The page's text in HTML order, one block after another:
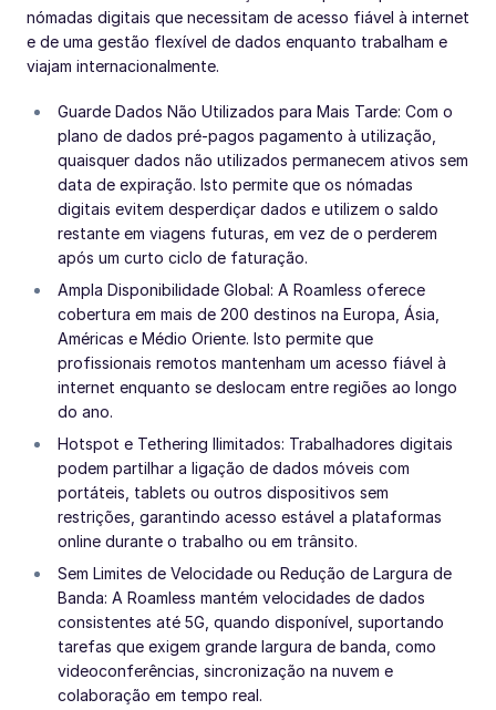
nómadas digitais que necessitam de acesso fiável à internet
e de uma gestão flexível de dados enquanto trabalham e
viajam internacionalmente.
Guarde Dados Não Utilizados para Mais Tarde: Com o
plano de dados pré-pagos pagamento à utilização,
quaisquer dados não utilizados permanecem ativos sem
data de expiração. Isto permite que os nómadas
digitais evitem desperdiçar dados e utilizem o saldo
restante em viagens futuras, em vez de o perderem
após um curto ciclo de faturação.
Ampla Disponibilidade Global: A Roamless oferece
cobertura em mais de 200 destinos na Europa, Ásia,
Américas e Médio Oriente. Isto permite que
profissionais remotos mantenham um acesso fiável à
internet enquanto se deslocam entre regiões ao longo
do ano.
Hotspot e Tethering Ilimitados: Trabalhadores digitais
podem partilhar a ligação de dados móveis com
portáteis, tablets ou outros dispositivos sem
restrições, garantindo acesso estável a plataformas
online durante o trabalho ou em trânsito.
Sem Limites de Velocidade ou Redução de Largura de
Banda: A Roamless mantém velocidades de dados
consistentes até 5G, quando disponível, suportando
tarefas que exigem grande largura de banda, como
videoconferências, sincronização na nuvem e
colaboração em tempo real.